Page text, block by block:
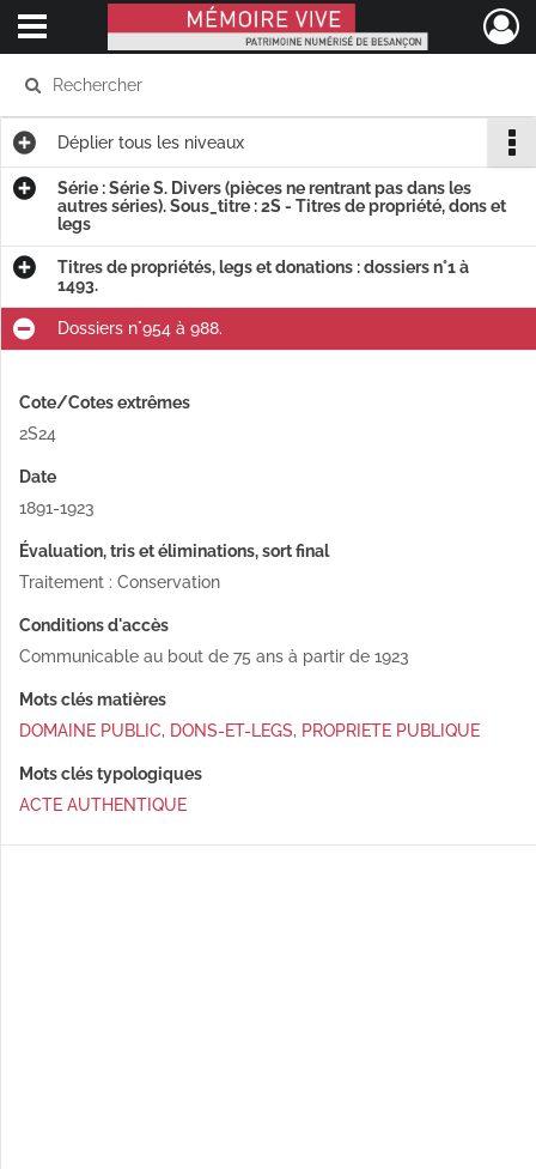
Mémoire Vive patrimoine numérisé de Besançon
Ouvrir le menu déroulant
Déplier tous les niveaux
Série : Série S. Divers (pièces ne rentrant pas dans les
autres séries). Sous_titre : 2S - Titres de propriété, dons et
legs
Titres de propriétés, legs et donations : dossiers n°1 à
1493.
Dossiers n°954 à 988.
Cote/Cotes extrêmes
2S24
Date
1891-1923
Évaluation, tris et éliminations, sort final
Traitement : Conservation
Conditions d'accès
Communicable au bout de 75 ans à partir de 1923
Mots clés matières
DOMAINE PUBLIC, DONS-ET-LEGS, PROPRIETE PUBLIQUE
Mots clés typologiques
ACTE AUTHENTIQUE